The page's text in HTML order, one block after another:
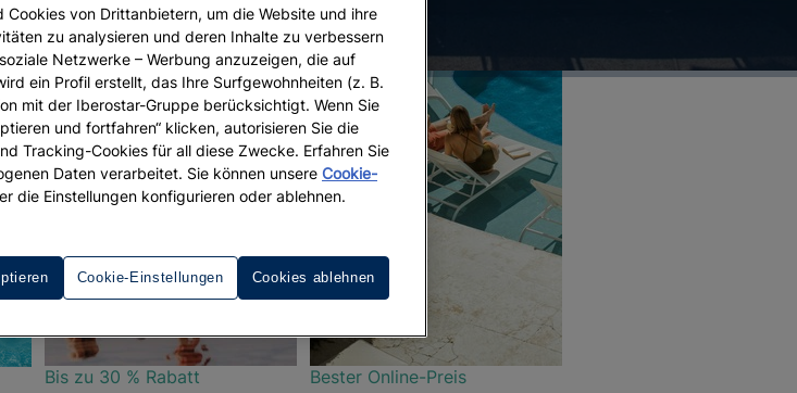
Bis zu 30 % Rabatt Bester Online-Preis
Cookies von Drittanbietern, um die Website und ihre
zu analysieren und deren Inhalte zu verbessern
Netzwerke – Werbung anzuzeigen, die auf
ein Profil erstellt, das Ihre Surfgewohnheiten (z. B.
mit der Iberostar-Gruppe berücksichtigt. Wenn Sie
und fortfahren“ klicken, autorisieren Sie die
Tracking-Cookies für all diese Zwecke. Erfahren Sie
Daten verarbeitet. Sie können unsere Cookie-
die Einstellungen konfigurieren oder ablehnen.
Cookie-Einstellungen Cookies ablehnen